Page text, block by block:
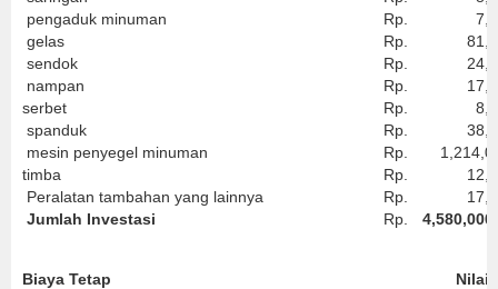
pengaduk minuman
Rp.
gelas
Rp.
sendok
Rp.
nampan
Rp.
serbet
Rp.
spanduk
Rp.
mesin penyegel minuman
Rp.
timba
Rp.
Peralatan tambahan yang lainnya
Rp.
Jumlah Investasi
Rp. 4,580,000
Biaya Tetap
Nilai